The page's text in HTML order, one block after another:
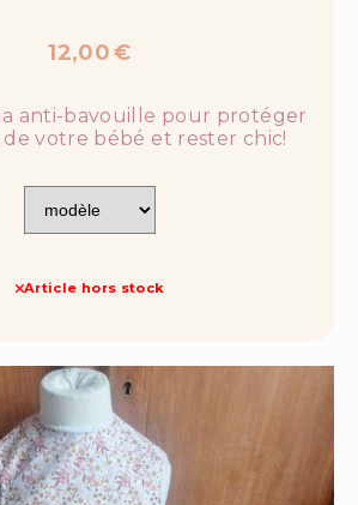
12,00€
anti-bavouille pour protéger
de votre bébé et rester chic!
Article hors stock